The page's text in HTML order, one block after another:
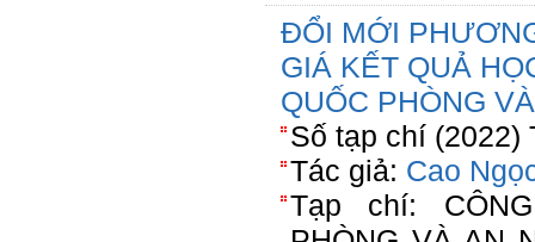
ĐỔI MỚI
GIÁ KẾT QUẢ
QUỐC PHÒNG
Số tạp chí (2022)
Tác giả: Cao
Tạp chí: